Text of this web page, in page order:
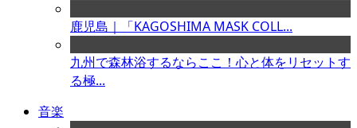
鹿児島｜「KAGOSHIMA MASK COLL...
九州で森林浴するならここ！心と体をリセットす
る極...
音楽